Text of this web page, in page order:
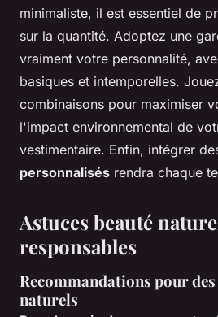
minimaliste, il est essentiel de
sur la quantité. Adoptez une
vraiment votre personnalité,
basiques et intemporelles.
combinaisons pour maximiser
l'impact environnemental de
vestimentaire. Enfin, intégrer
personnalisés rendra chaque
Astuces beauté
responsables
Recommandations pour
naturels